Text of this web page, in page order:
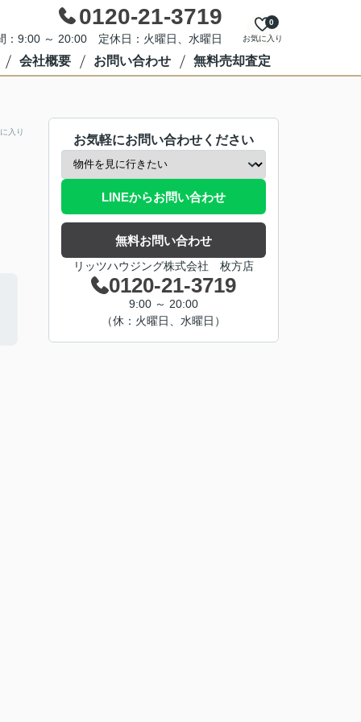
0120-21-3719
：9:00 ～ 20:00 定休日：火曜日、水曜日 お気に入り
0
会社概要 お問い合わせ 無料売却査定
入り
お気軽にお問い合わせください
LINEからお問い合わせ
無料お問い合わせ
リッツハウジング株式会社 枚方店
0120-21-3719
9:00 ～ 20:00
（休：火曜日、水曜日）